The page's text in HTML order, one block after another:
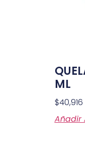
ML
$40,916
Añadir